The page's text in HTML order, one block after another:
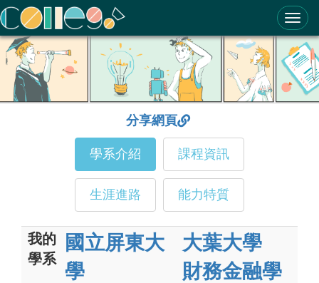
ColleGo! 大學選才與高中育才輔助系統
分享網頁
學系介紹 課程資訊
生涯進路 能力特質
我的
學系
國立屏東大
學
大葉大學
財務金融學